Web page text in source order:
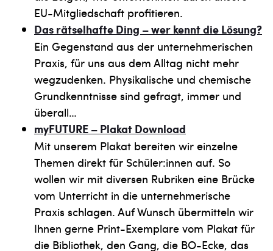
EU-Mitgliedschaft profitieren.
Das rätselhafte Ding – wer kennt die Lösung?
Ein Gegenstand aus der unternehmerischen
Praxis, für uns aus dem Alltag nicht mehr
wegzudenken. Physikalische und chemische
Grundkenntnisse sind gefragt, immer und
überall…
myFUTURE – Plakat Download
Mit unserem Plakat bereiten wir einzelne
Themen direkt für Schüler:innen auf. So
wollen wir mit diversen Rubriken eine Brücke
vom Unterricht in die unternehmerische
Praxis schlagen. Auf Wunsch übermitteln wir
Ihnen gerne Print-Exemplare vom Plakat für
die Bibliothek, den Gang, die BO-Ecke, das